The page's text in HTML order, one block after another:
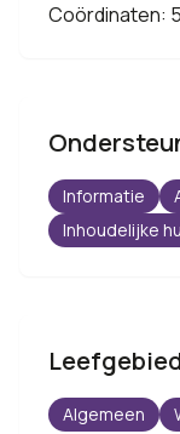
Coördinaten:
Informatie
Inhoudelijke
Algemeen